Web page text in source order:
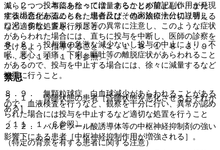
減らしつつ、本薬を徐々に増量することが望ましい。また、
症状の悪化が認められた場合には、他の治療法に切り替える
など適切な処置を行うこと。
８．８． 投与量の急激な減少ないし投与の中止により、不
眠、悪心、頭痛、下痢、嘔吐等の離脱症状があらわれること
があるので、投与を中止する場合には、徐々に減量するなど
慎重に行うこと。
８．９． 無顆粒球症、白血球減少があらわれることがある
ので、血液検査を行うなど、観察を十分に行い、異常が認め
られた場合には投与を中止するなど適切な処置を行うこと
〔１１．１．６参照〕。
（特定の背景を有する患者に関する注意）
１．２． 投与にあたっては、あらかじめ前記副作用が発現
する場合があることを、患者及びその家族に十分に説明し、
口渇、多飲、多尿、頻尿等の異常に注意し、このような症状
があらわれた場合には、直ちに投与を中断し、医師の診察を
受けるよう、指導すること〔１．１、８．１、８．３、９．
１．５、１１．１．１参照〕。
禁忌
２．１． 昏睡状態の患者［昏睡状態を悪化させるおそれが
ある］。
２．２． バルビツール酸誘導体等の中枢神経抑制剤の強い
影響下にある患者［中枢神経抑制作用が増強される］。